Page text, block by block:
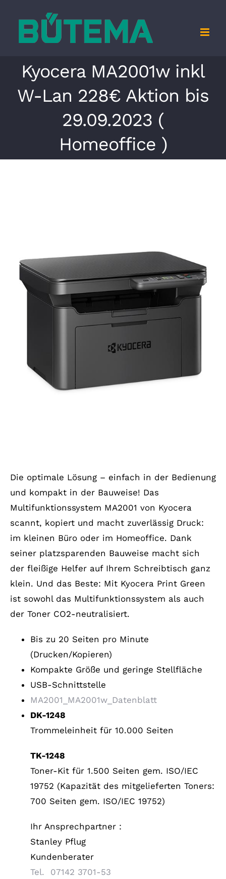
Inhalt
springen
Kyocera MA2001w inkl
W-Lan 228€ Aktion bis
29.09.2023 (
Homeoffice )
Die optimale Lösung – einfach in der Bedienung
und kompakt in der Bauweise! Das
Multifunktionssystem MA2001 von Kyocera
scannt, kopiert und macht zuverlässig Druck:
im kleinen Büro oder im Homeoffice. Dank
seiner platzsparenden Bauweise macht sich
der fleißige Helfer auf Ihrem Schreibtisch ganz
klein. Und das Beste: Mit Kyocera Print Green
ist sowohl das Multifunktionssystem als auch
der Toner CO2-neutralisiert.
Bis zu 20 Seiten pro Minute
(Drucken/Kopieren)
Kompakte Größe und geringe Stellfläche
USB-Schnittstelle
MA2001_MA2001w_Datenblatt
DK-1248
Trommeleinheit für 10.000 Seiten
TK-1248
Toner-Kit für 1.500 Seiten gem. ISO/IEC
19752 (Kapazität des mitgelieferten Toners:
700 Seiten gem. ISO/IEC 19752)
Ihr Ansprechpartner :
Stanley Pflug
Kundenberater
Tel. 07142 3701-53